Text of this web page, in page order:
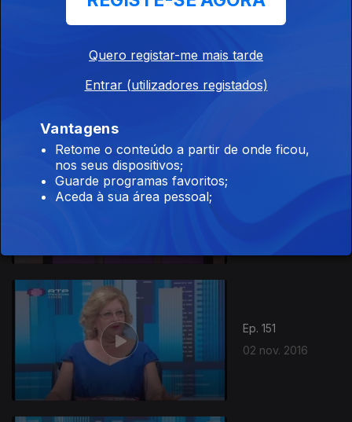
Ep. 153
04 nov. 2016
Ep. 151
02 nov. 2016
Quero registar-me mais tarde
Entrar (utilizadores registados)
Vantagens
Retome o conteúdo a partir de onde ficou,
nos seus dispositivos;
Guarde programas favoritos;
Aceda à sua área pessoal;